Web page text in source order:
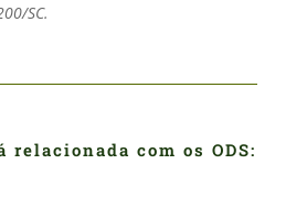
SC.
relacionada com os ODS: